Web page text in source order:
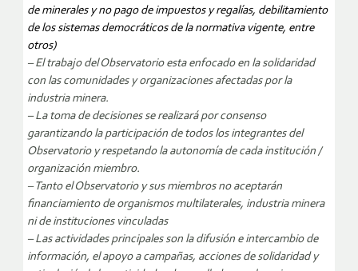
de minerales y no pago de impuestos y regalías, debilitamiento
de los sistemas democráticos de la normativa vigente, entre
otros)
– El trabajo del Observatorio esta enfocado en la solidaridad
con las comunidades y organizaciones afectadas por la
industria minera.
– La toma de decisiones se realizará por consenso
garantizando la participación de todos los integrantes del
Observatorio y respetando la autonomía de cada institución /
organización miembro.
– Tanto el Observatorio y sus miembros no aceptarán
financiamiento de organismos multilaterales, industria minera
ni de instituciones vinculadas
– Las actividades principales son la difusión e intercambio de
información, el apoyo a campañas, acciones de solidaridad y